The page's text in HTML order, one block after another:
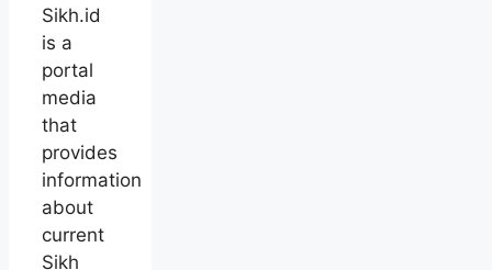
Sikh.id
is a
portal
media
that
provides
information
about
current
Sikh